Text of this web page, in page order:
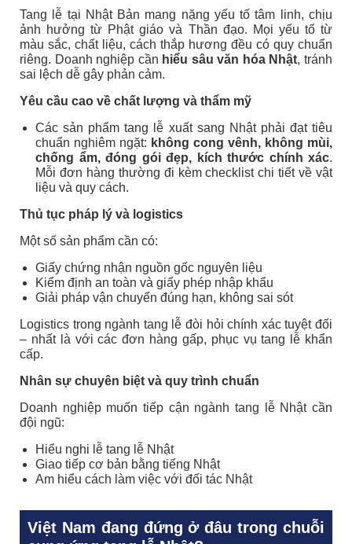
Tang lễ tại Nhật Bản mang nặng yếu tố tâm linh, chịu
ảnh hưởng từ Phật giáo và Thần đạo. Mọi yếu tố từ
màu sắc, chất liệu, cách thắp hương đều có quy chuẩn
riêng. Doanh nghiệp cần hiểu sâu văn hóa Nhật, tránh
sai lệch dễ gây phản cảm.
Yêu cầu cao về chất lượng và thẩm mỹ
Các sản phẩm tang lễ xuất sang Nhật phải đạt tiêu
chuẩn nghiêm ngặt: không cong vênh, không mùi,
chống ẩm, đóng gói đẹp, kích thước chính xác.
Mỗi đơn hàng thường đi kèm checklist chi tiết về vật
liệu và quy cách.
Thủ tục pháp lý và logistics
Một số sản phẩm cần có:
Giấy chứng nhận nguồn gốc nguyên liệu
Kiểm định an toàn và giấy phép nhập khẩu
Giải pháp vận chuyển đúng hạn, không sai sót
Logistics trong ngành tang lễ đòi hỏi chính xác tuyệt đối
– nhất là với các đơn hàng gấp, phục vụ tang lễ khẩn
cấp.
Nhân sự chuyên biệt và quy trình chuẩn
Doanh nghiệp muốn tiếp cận ngành tang lễ Nhật cần
đội ngũ:
Hiểu nghi lễ tang lễ Nhật
Giao tiếp cơ bản bằng tiếng Nhật
Am hiểu cách làm việc với đối tác Nhật
Việt Nam đang đứng ở đâu trong chuỗi